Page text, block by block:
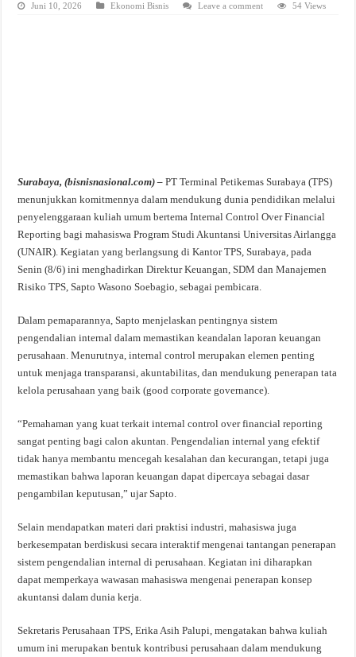
Juni 10, 2026 Ekonomi Bisnis Leave a comment 54 Views
Surabaya, (bisnisnasional.com) – PT Terminal Petikemas Surabaya (TPS)
menunjukkan komitmennya dalam mendukung dunia pendidikan melalui
penyelenggaraan kuliah umum bertema Internal Control Over Financial
Reporting bagi mahasiswa Program Studi Akuntansi Universitas Airlangga
(UNAIR). Kegiatan yang berlangsung di Kantor TPS, Surabaya, pada
Senin (8/6) ini menghadirkan Direktur Keuangan, SDM dan Manajemen
Risiko TPS, Sapto Wasono Soebagio, sebagai pembicara.
Dalam pemaparannya, Sapto menjelaskan pentingnya sistem
pengendalian internal dalam memastikan keandalan laporan keuangan
perusahaan. Menurutnya, internal control merupakan elemen penting
untuk menjaga transparansi, akuntabilitas, dan mendukung penerapan tata
kelola perusahaan yang baik (good corporate governance).
“Pemahaman yang kuat terkait internal control over financial reporting
sangat penting bagi calon akuntan. Pengendalian internal yang efektif
tidak hanya membantu mencegah kesalahan dan kecurangan, tetapi juga
memastikan bahwa laporan keuangan dapat dipercaya sebagai dasar
pengambilan keputusan,” ujar Sapto.
Selain mendapatkan materi dari praktisi industri, mahasiswa juga
berkesempatan berdiskusi secara interaktif mengenai tantangan penerapan
sistem pengendalian internal di perusahaan. Kegiatan ini diharapkan
dapat memperkaya wawasan mahasiswa mengenai penerapan konsep
akuntansi dalam dunia kerja.
Sekretaris Perusahaan TPS, Erika Asih Palupi, mengatakan bahwa kuliah
umum ini merupakan bentuk kontribusi perusahaan dalam mendukung